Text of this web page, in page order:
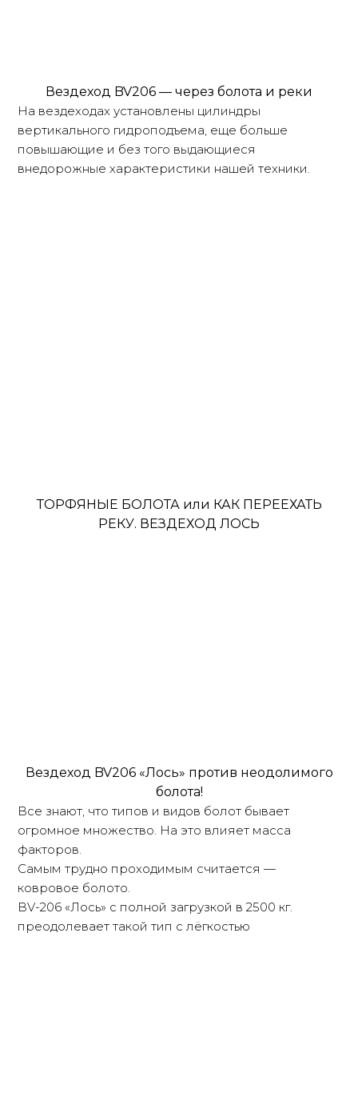
Вездеход BV206 — через болота и реки
На вездеходах установлены цилиндры
вертикального гидроподъема, еще больше
повышающие и без того выдающиеся
внедорожные характеристики нашей техники.
ТОРФЯНЫЕ БОЛОТА или КАК ПЕРЕЕХАТЬ
РЕКУ. ВЕЗДЕХОД ЛОСЬ
Вездеход BV206 «Лось» против неодолимого
болота!
Все знают, что типов и видов болот бывает
огромное множество. На это влияет масса
факторов.
Самым трудно проходимым считается —
ковровое болото.
BV-206 «Лось» с полной загрузкой в 2500 кг.
преодолевает такой тип с лёгкостью